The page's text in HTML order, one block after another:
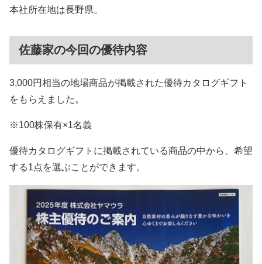
本社所在地は長野県。
佐藤家の今回の優待内容
3,000円相当の地場商品が掲載された優待カタログギフト
をもらえました。
※100株保有×1名義
優待カタログギフトに掲載されている商品の中から、希望
する1点を選ぶことができます。